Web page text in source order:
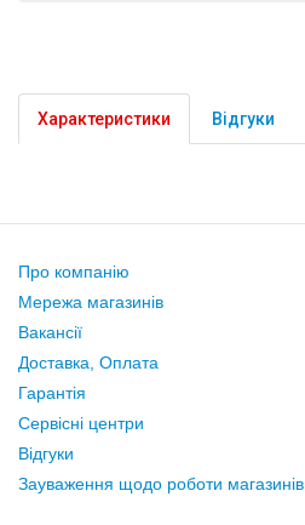
Характеристики Відгуки
Про компанію
Мережа магазинів
Вакансії
Доставка, Оплата
Гарантія
Сервісні центри
Відгуки
Зауваження щодо роботи магазинів